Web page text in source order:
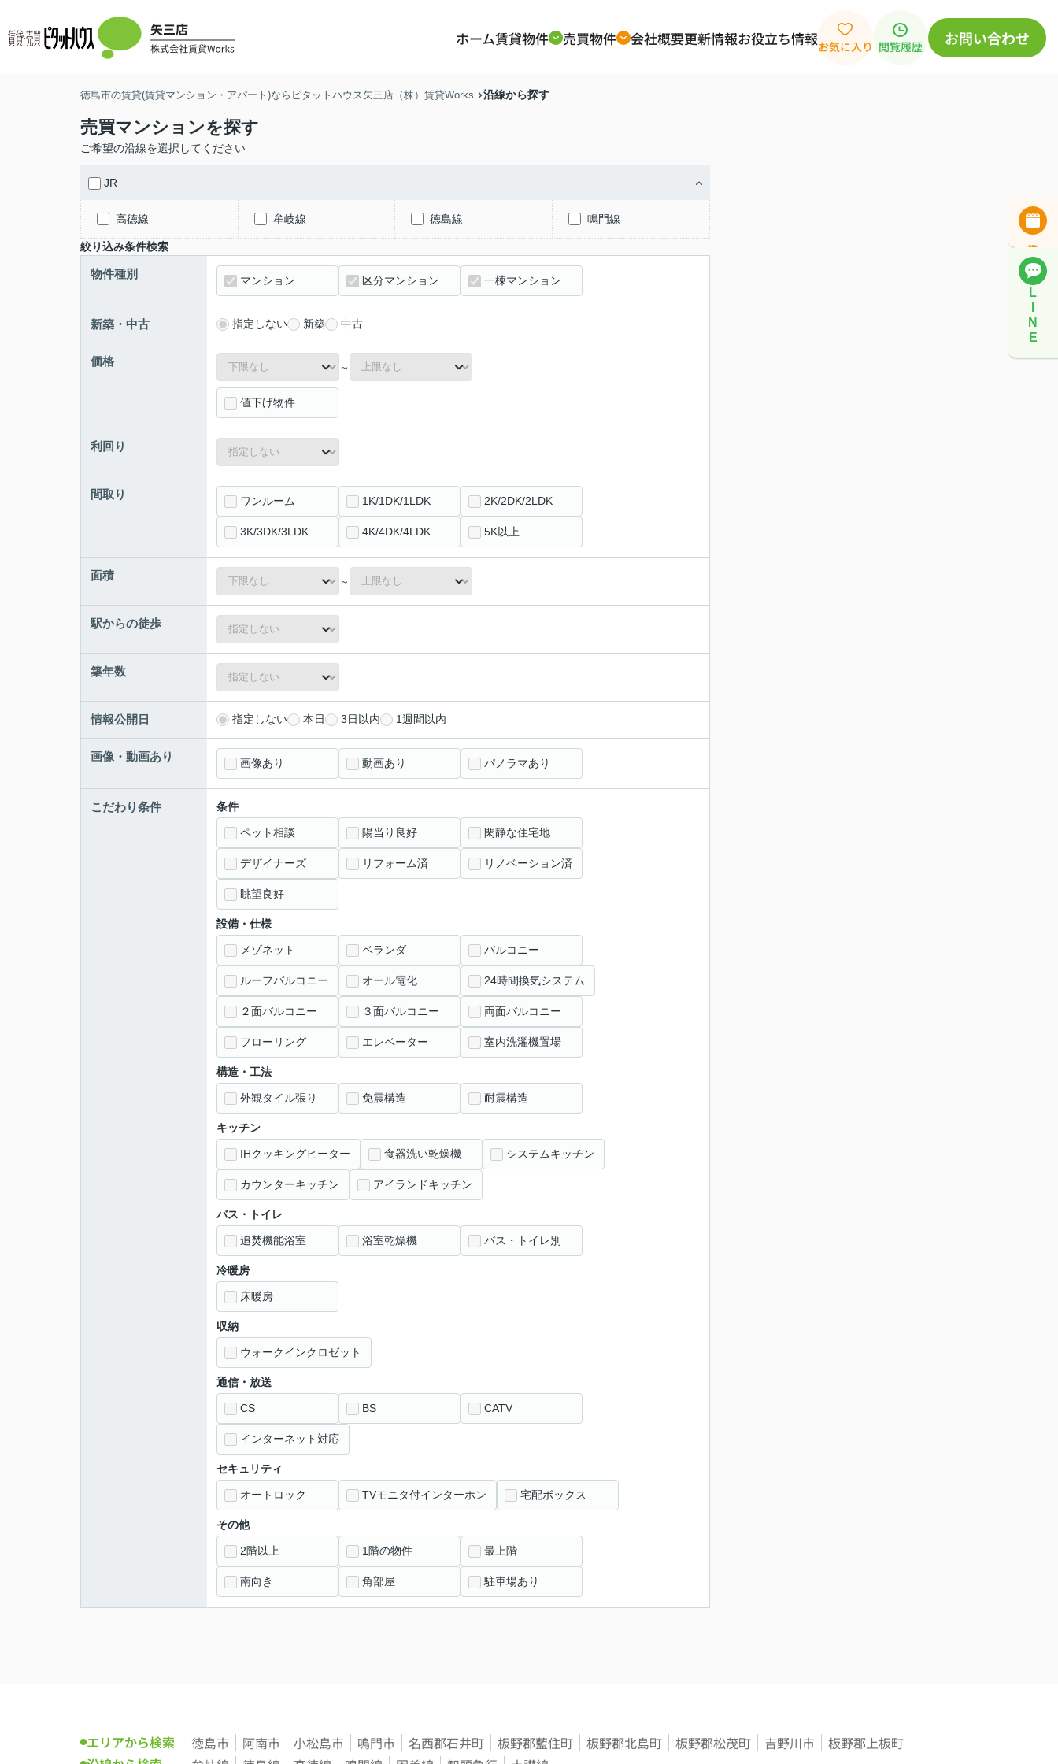
ホーム賃貸物件 売買物件 会社概要更新情報お役立ち情報お気に入り 閲覧履歴 お問い合わせ
L
N
E
徳島市の賃貸(賃貸マンション・アパート)ならピタットハウス矢三店（株）賃貸Works 沿線から探す
売買マンションを探す
ご希望の沿線を選択してください
JR
高徳線 牟岐線 徳島線 鳴門線
絞り込み条件検索
物件種別 マンション 区分マンション 一棟マンション
新築・中古 指定しない 新築 中古
価格 ～
値下げ物件
利回り
間取り ワンルーム 1K/1DK/1LDK 2K/2DK/2LDK
3K/3DK/3LDK 4K/4DK/4LDK 5K以上
面積 ～
駅からの徒歩
築年数
情報公開日 指定しない 本日 3日以内 1週間以内
画像・動画あり 画像あり 動画あり パノラマあり
こだわり条件 条件
ペット相談 陽当り良好 閑静な住宅地
デザイナーズ リフォーム済 リノベーション済
眺望良好
設備・仕様
メゾネット ベランダ バルコニー
ルーフバルコニー オール電化 24時間換気システム
２面バルコニー ３面バルコニー 両面バルコニー
フローリング エレベーター 室内洗濯機置場
構造・工法
外観タイル張り 免震構造 耐震構造
キッチン
IHクッキングヒーター 食器洗い乾燥機 システムキッチン
カウンターキッチン アイランドキッチン
バス・トイレ
追焚機能浴室 浴室乾燥機 バス・トイレ別
冷暖房
床暖房
収納
ウォークインクロゼット
通信・放送
CS BS CATV
インターネット対応
セキュリティ
オートロック TVモニタ付インターホン 宅配ボックス
その他
2階以上 1階の物件 最上階
南向き 角部屋 駐車場あり
エリアから検索 徳島市 阿南市 小松島市 鳴門市 名西郡石井町 板野郡藍住町 板野郡北島町 板野郡松茂町 吉野川市
板野郡上板町